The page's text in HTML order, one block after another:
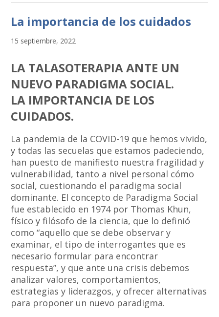
La importancia de los cuidados
15 septiembre, 2022
LA TALASOTERAPIA ANTE UN
NUEVO PARADIGMA SOCIAL.
LA IMPORTANCIA DE LOS
CUIDADOS.
La pandemia de la COVID-19 que hemos vivido,
y todas las secuelas que estamos padeciendo,
han puesto de manifiesto nuestra fragilidad y
vulnerabilidad, tanto a nivel personal cómo
social, cuestionando el paradigma social
dominante. El concepto de Paradigma Social
fue establecido en 1974 por Thomas Khun,
físico y filósofo de la ciencia, que lo definió
como “aquello que se debe observar y
examinar, el tipo de interrogantes que es
necesario formular para encontrar
respuesta”, y que ante una crisis debemos
analizar valores, comportamientos,
estrategias y liderazgos, y ofrecer alternativas
para proponer un nuevo paradigma.